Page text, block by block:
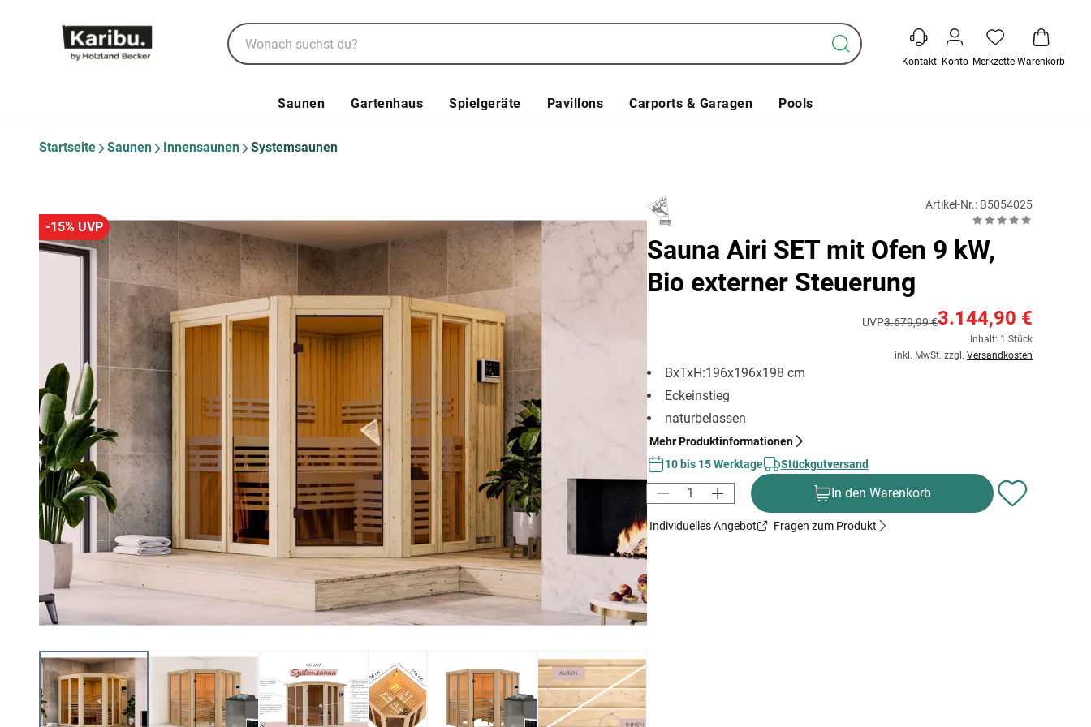
Kontakt Konto Merkzettel Warenkorb
Saunen Gartenhaus Spielgeräte Pavillons Carports & Garagen Pools
Startseite Saunen Innensaunen Systemsaunen
-15% UVP
Artikel-Nr.: B5054025
Sauna Airi SET mit Ofen 9 kW,
Bio externer Steuerung
UVP3.679,99 €3.144,90 €
Inhalt: 1 Stück
inkl. MwSt. zzgl. Versandkosten
BxTxH:196x196x198 cm
Eckeinstieg
naturbelassen
Mehr Produktinformationen
10 bis 15 Werktage
Stückgutversand
In den Warenkorb
Individuelles Angebot Fragen zum Produkt